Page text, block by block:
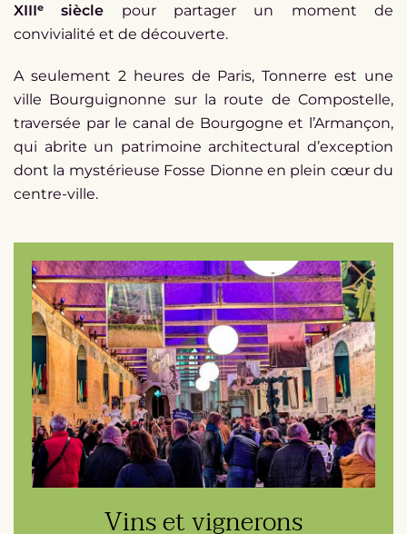
XIIIᵉ siècle pour partager un moment de
convivialité et de découverte.
A seulement 2 heures de Paris, Tonnerre est une
ville Bourguignonne sur la route de Compostelle,
traversée par le canal de Bourgogne et l’Armançon,
qui abrite un patrimoine architectural d’exception
dont la mystérieuse Fosse Dionne en plein cœur du
centre-ville.
Vins et vignerons